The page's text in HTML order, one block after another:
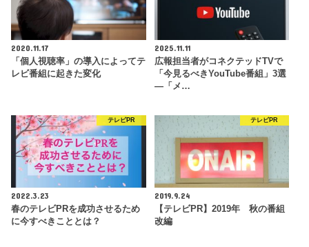
2020.11.17
「個人視聴率」の導入によってテ
レビ番組に起きた変化
2025.11.11
広報担当者がコネクテッドTVで
「今見るべきYouTube番組」3選
―「メ…
テレビPR
2022.3.23
春のテレビPRを成功させるため
に今すべきこととは？
テレビPR
2019.9.24
【テレビPR】2019年 秋の番組
改編